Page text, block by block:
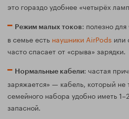
это гораздо удобнее «четырёх
Режим малых токов: полезно
в семье есть наушники AirPods или
часто спасает от «срыва» зарядки.
Нормальные кабели: частая
заряжается» — кабель, который не
семейного набора удобно иметь
запасной.